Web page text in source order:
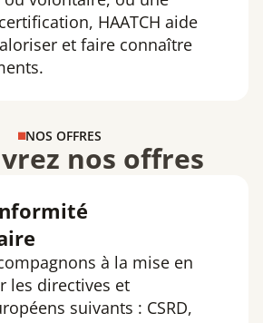
HAATCH aide
et faire connaître
NOS OFFRES
nos offres
à la mise en
les directives et
suivants : CSRD,